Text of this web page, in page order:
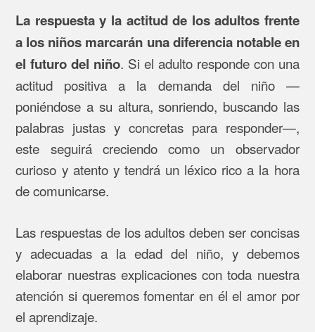
La respuesta y la actitud de los adultos frente
a los niños marcarán una diferencia notable en
el futuro del niño. Si el adulto responde con una
actitud positiva a la demanda del niño —
poniéndose a su altura, sonriendo, buscando las
palabras justas y concretas para responder—,
este seguirá creciendo como un observador
curioso y atento y tendrá un léxico rico a la hora
de comunicarse.
Las respuestas de los adultos deben ser concisas
y adecuadas a la edad del niño, y debemos
elaborar nuestras explicaciones con toda nuestra
atención si queremos fomentar en él el amor por
el aprendizaje.